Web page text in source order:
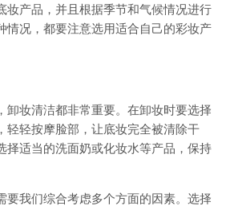
妆产品，并且根据季节和气候情况进行
情况，都要注意选用适合自己的彩妆产
卸妆清洁都非常重要。在卸妆时要选择
轻轻按摩脸部，让底妆完全被清除干
择适当的洗面奶或化妆水等产品，保持
要我们综合考虑多个方面的因素。选择